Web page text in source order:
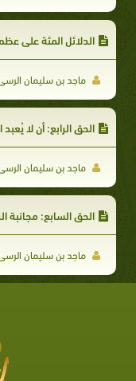
الدلائل المئة على
ماجد بن سليمان
الحق الرابع: أن لا يُعبد
ماجد بن سليمان
الحق السابع: مجانبة
ماجد بن سليمان